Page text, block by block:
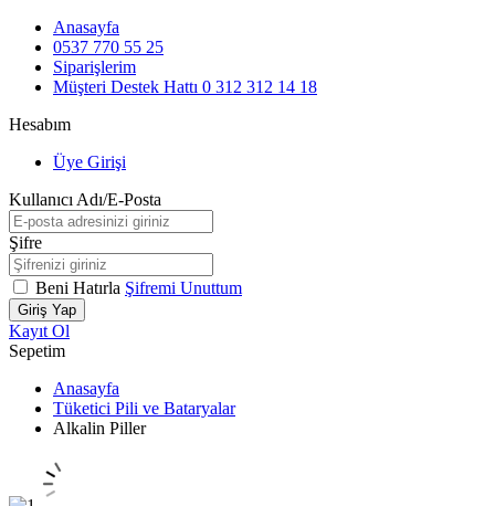
Anasayfa
0537 770 55 25
Siparişlerim
Müşteri Destek Hattı 0 312 312 14 18
Hesabım
Üye Girişi
Kullanıcı Adı/E-Posta
Şifre
Beni Hatırla Şifremi Unuttum
Giriş Yap
Kayıt Ol
Sepetim
Anasayfa
Tüketici Pili ve Bataryalar
Alkalin Piller